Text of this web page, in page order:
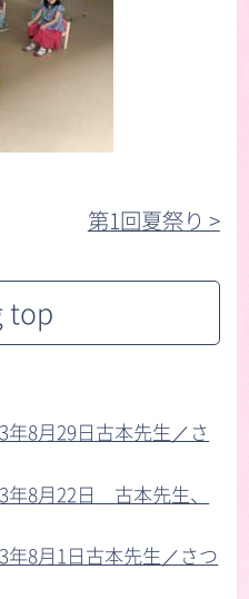
第1回夏祭り >︎
top
8月29日古本先生／さ
8月22日 古本先生、
8月1日古本先生／さつ